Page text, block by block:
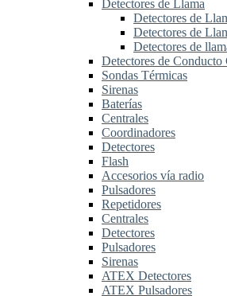
Detectores de Llama
Detectores de
Detectores de
Detectores de
Detectores de Conducto
Sondas Térmicas
Sirenas
Baterías
Centrales
Coordinadores
Detectores
Flash
Accesorios vía radio
Pulsadores
Repetidores
Centrales
Detectores
Pulsadores
Sirenas
ATEX Detectores
ATEX Pulsadores